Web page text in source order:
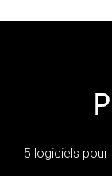
5 logiciels